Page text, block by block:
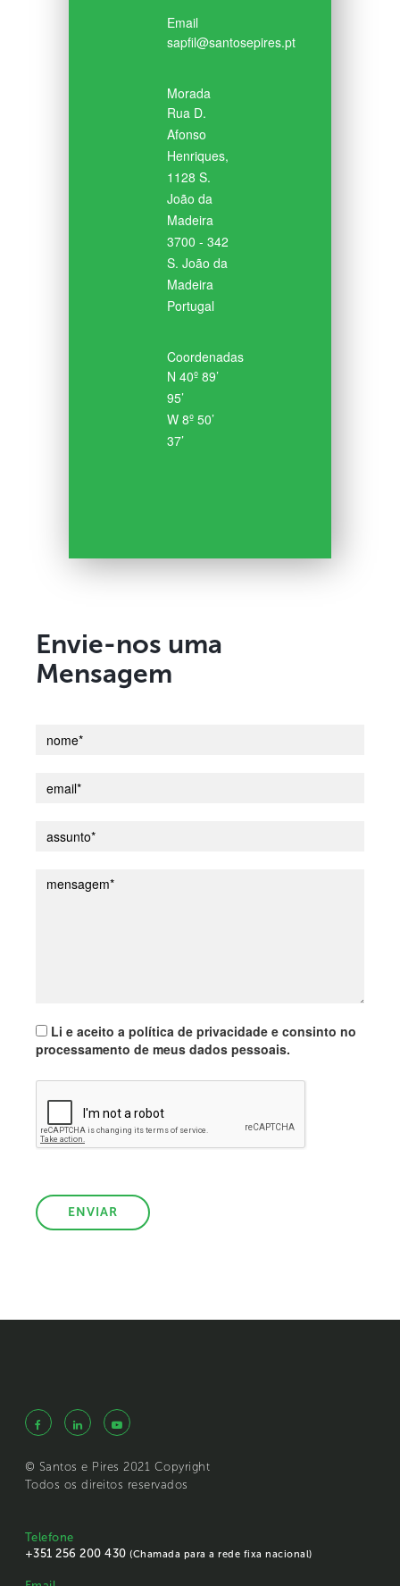
Email
sapfil@santosepires.pt
Morada
Rua D.
Afonso
Henriques,
1128 S.
João da
Madeira
3700 - 342
S. João da
Madeira
Portugal
Coordenadas
N 40º 89’
95’
W 8º 50’
37’
Envie-nos uma
Mensagem
Li e aceito a política de privacidade e consinto no
processamento de meus dados pessoais.
© Santos e Pires 2021 Copyright
Todos os direitos reservados
Telefone
+351 256 200 430(Chamada para a rede fixa nacional)